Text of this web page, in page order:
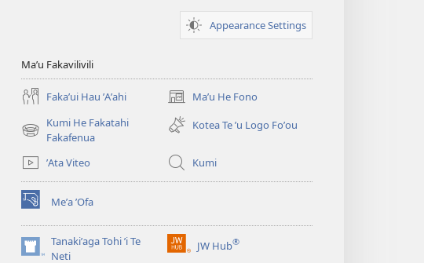
Appearance Settings
Maʼu Fakavilivili
Fakaʼui Hau ʼAʼahi Maʼu He Fono
(opens
new
window)
Kumi He Fakatahi
Fakafenua
(opens
window)
Kotea Te ʼu Logo Foʼou
ʼAta Viteo Kumi
Meʼa ʼOfa
(opens
new
window)Tanakiʼaga Tohi ʼi Te
Neti
(opens
JW Hub®
(opens